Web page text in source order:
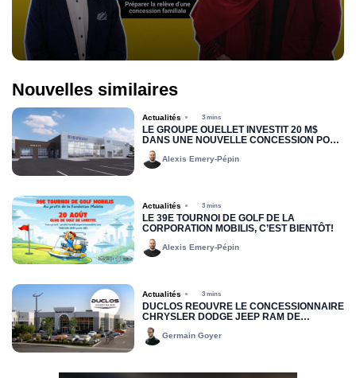
Nouvelles similaires
Actualités 3 mins
LE GROUPE OUELLET INVESTIT 20 M$
DANS UNE NOUVELLE CONCESSION POUR
RIMOUSKI FORD
Alexis Emery-Pépin
Actualités 3 mins
LE 39E TOURNOI DE GOLF DE LA
CORPORATION MOBILIS, C’EST BIENTÔT!
Alexis Emery-Pépin
Actualités 3 mins
DUCLOS RÉOUVRE LE CONCESSIONNAIRE
CHRYSLER DODGE JEEP RAM DE
DRUMMONDVILLE
Germain Goyer